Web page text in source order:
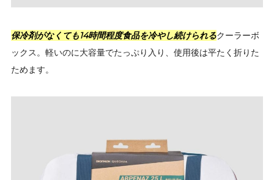
保冷剤がなくても14時間程度食品を冷やし続けられるクーラーボ
ックス。軽いのに大容量でたっぷり入り、使用後は平たく折りた
ためます。